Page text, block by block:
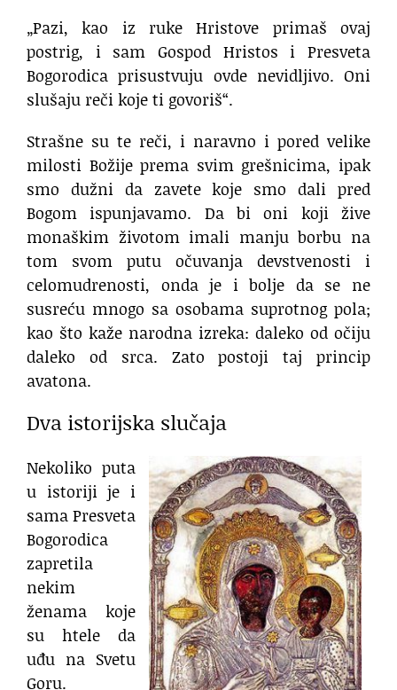
„Pazi, kao iz ruke Hristove primaš ovaj
postrig, i sam Gospod Hristos i Presveta
Bogorodica prisustvuju ovde nevidljivo. Oni
slušaju reči koje ti govoriš“.
Strašne su te reči, i naravno i pored velike
milosti Božije prema svim grešnicima, ipak
smo dužni da zavete koje smo dali pred
Bogom ispunjavamo. Da bi oni koji žive
monaškim životom imali manju borbu na
tom svom putu očuvanja devstvenosti i
celomudrenosti, onda je i bolje da se ne
susreću mnogo sa osobama suprotnog pola;
kao što kaže narodna izreka: daleko od očiju
daleko od srca. Zato postoji taj princip
avatona.
Dva istorijska slučaja
Nekoliko puta
u istoriji je i
sama Presveta
Bogorodica
zapretila
nekim
ženama koje
su htele da
uđu na Svetu
Goru.